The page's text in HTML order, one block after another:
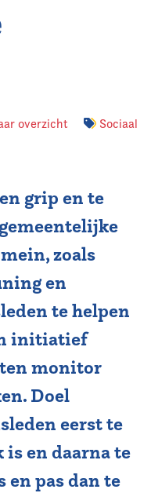
overzicht
Sociaal
grip en te
zoals
en
te helpen
initiatief
monitor
Doel
eerst te
en daarna te
en pas dan te